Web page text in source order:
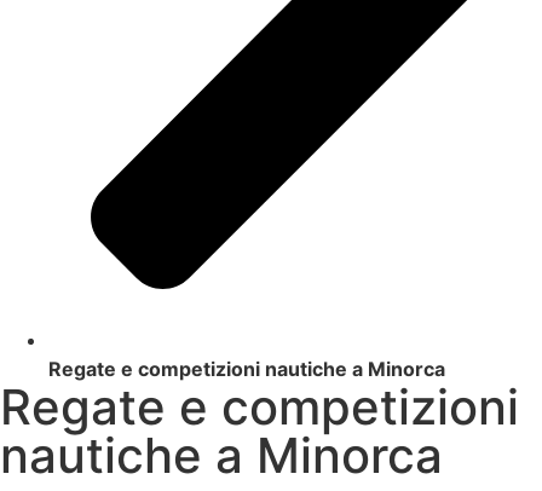
Regate e competizioni nautiche a Minorca
Regate e competizioni
nautiche a Minorca